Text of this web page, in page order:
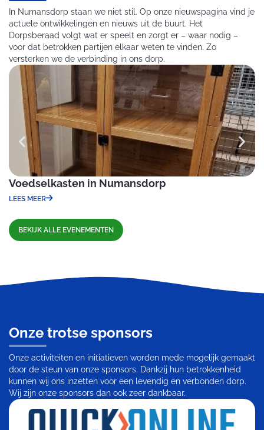
In Numansdorp staan we niet stil. Op onze nieuwspagina vind je
actuele ontwikkelingen en nieuws uit de buurt. Het
Dorpsberaad volgt wat er speelt en zorgt er – waar nodig –
voor dat betrokken partijen elkaar weten te vinden. Zo
versterken we de verbinding in ons dorp.
Voedselkasten in Numansdorp
LEES MEER
BEKIJK ALLE EVENEMENTEN
Onze trotse sponsors
Onze activiteiten en initiatieven worden mede mogelijk gemaakt
door de steun van onze sponsors. Dankzij hun betrokkenheid
kunnen wij ons inzetten voor een levendig en verbonden dorp.
Wij zijn onze sponsors dan ook zeer dankbaar.